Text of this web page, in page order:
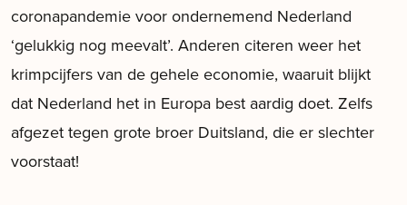
coronapandemie voor ondernemend Nederland
‘gelukkig nog meevalt’. Anderen citeren weer het
krimpcijfers van de gehele economie, waaruit blijkt
dat Nederland het in Europa best aardig doet. Zelfs
afgezet tegen grote broer Duitsland, die er slechter
voorstaat!